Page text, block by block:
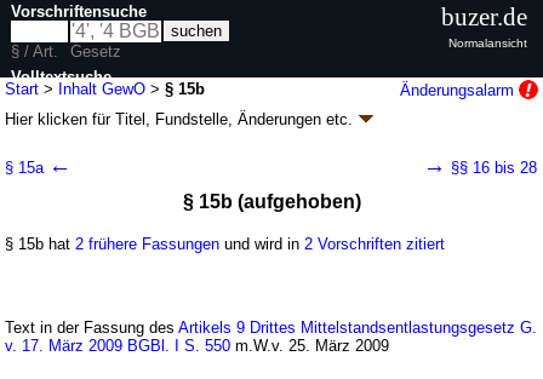
Start > Inhalt GewO >§ 15b
Änderungsalarm
Hier klicken fürTitel, Fundstelle, Änderungen etc.
G. v. 20.07.2026BGBl. 2026 I Nr. 215
130 weitere Fassungen | wird in 667 Vorschriften zitiert
§ 15a ← → §§ 16 bis 28
§ 15b (aufgehoben)
§ 15b hat 2 frühere Fassungen und wird in 2 Vorschriften zitiert
Text in der Fassung desArtikels 9 Drittes Mittelstandsentlastungsgesetz G.
v. 17. März 2009 BGBl. I S. 550 m.W.v. 25. März 2009
Vorschriftensuche
§ / Art.
Gesetz
Volltextsuche
nur in GewO
buzer.de
Normalansicht